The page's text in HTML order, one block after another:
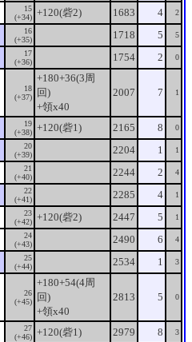
15
(+34) +120(砦2) 1683 4 2
16
(+35)
1718 5 5
17
(+36)
1754 2 0
18
(+37)
+180+36(3周
回)
+領x40
2007 7 1
19
(+38) +120(砦1) 2165 8 0
20
(+39)
2204 1 1
21
(+40)
2244 2 4
22
(+41)
2285 4 1
23
(+42) +120(砦2) 2447 5 1
24
(+43)
2490 6 4
25
(+44)
2534 1 3
26
(+45)
+180+54(4周
回)
+領x40
2813 5 0
27
(+46) +120(砦1) 2979 8 3